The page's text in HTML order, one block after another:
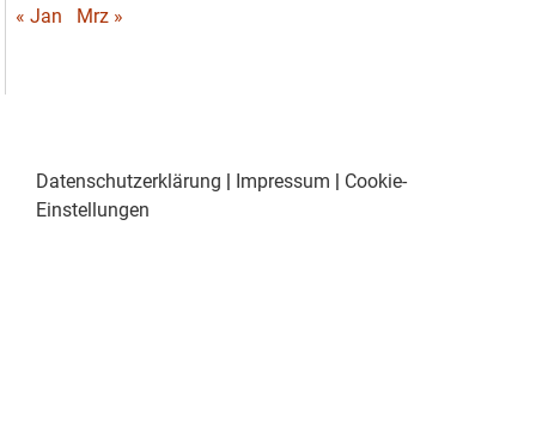
« Jan
Mrz »
Datenschutzerklärung Impressum
Cookie-
Einstellungen